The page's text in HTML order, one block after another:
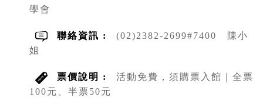
學會
聯絡資訊 :
(02)2382-2699#7400 陳小
姐
票價說明 :
活動免費，須購票入館｜全票
100元、半票50元